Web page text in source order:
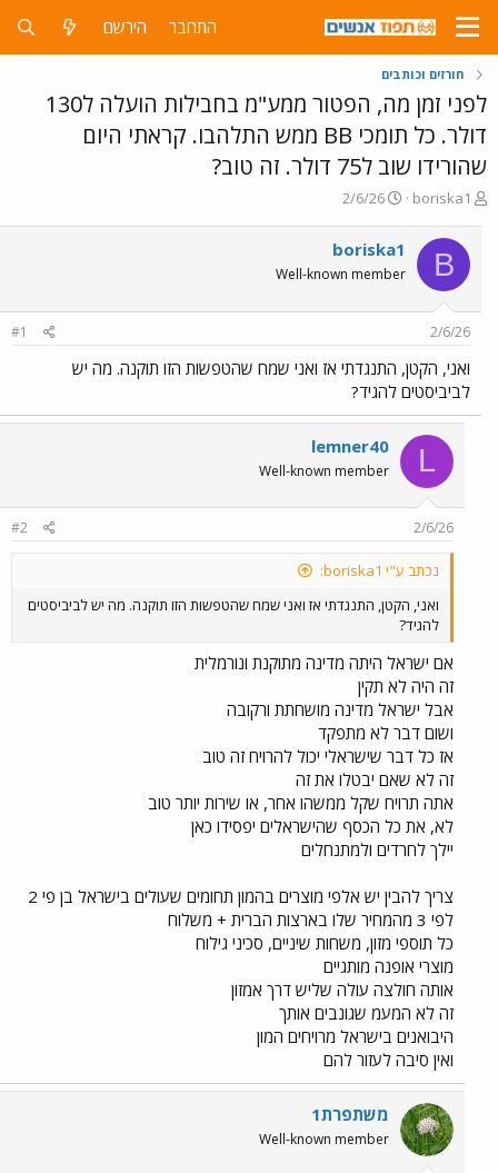
התחבר הירשם
חורזים וכותבים
לפני זמן מה, הפטור ממע"מ בחבילות הועלה ל130
דולר. כל תומכי BB ממש התלהבו. קראתי היום
שהורידו שוב ל75 דולר. זה טוב?
פ
ח
ה
ו
ש
boriska1
פ
ס
ם
ת
י
ך
2/6/26
B
boriska1
Well-known member
2/6/26
#1
ואני, הקטן, התנגדתי אז ואני שמח שהטפשות הזו תוקנה. מה יש
לביביסטים להגיד?
L
lemner40
Well-known member
2/6/26
#2
נכתב ע"י boriska1:
ואני, הקטן, התנגדתי אז ואני שמח שהטפשות הזו תוקנה. מה יש לביביסטים
להגיד?
אם ישראל היתה מדינה מתוקנת ונורמלית
זה היה לא תקין
אבל ישראל מדינה מושחתת ורקובה
ושום דבר לא מתפקד
אז כל דבר שישראלי יכול להרויח זה טוב
זה לא שאם יבטלו את זה
אתה תרויח שקל ממשהו אחר, או שירות יותר טוב
לא, את כל הכסף שהישראלים יפסידו כאן
יילך לחרדים ולמתנחלים
צריך להבין יש אלפי מוצרים בהמון תחומים שעולים בישראל בן פי 2
לפי 3 מהמחיר שלו בארצות הברית + משלוח
כל תוספי מזון, משחות שיניים, סכיני גילוח
מוצרי אופנה מותגיים
אותה חולצה עולה שליש דרך אמזון
זה לא המעמ שגונבים אותך
היבואנים בישראל מרויחים המון
ואין סיבה לעזור להם
משתפרת1
Well-known member